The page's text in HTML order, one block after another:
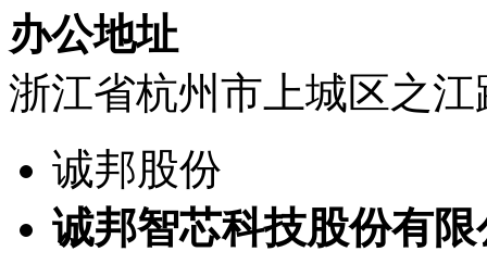
办公地址
浙江省杭州市上城区之江
诚邦股份
诚邦智芯科技股份有限